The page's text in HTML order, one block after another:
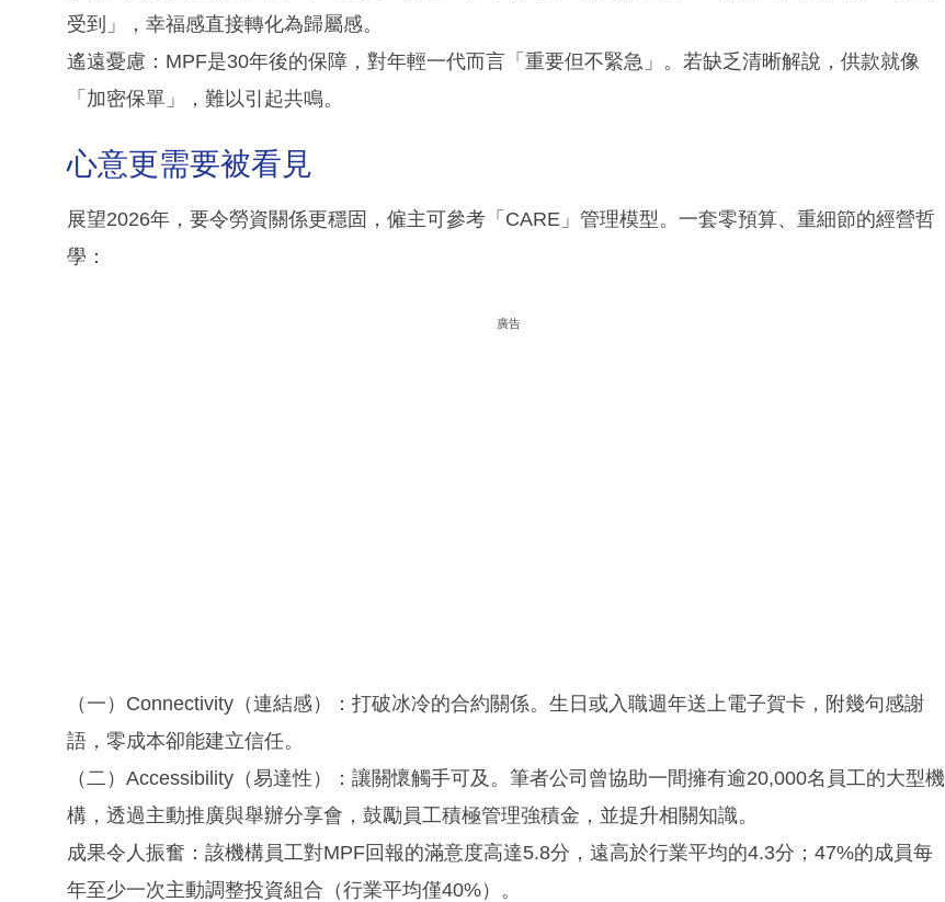
受到」，幸福感直接轉化為歸屬感。
遙遠憂慮：MPF是30年後的保障，對年輕一代而言「重要但不緊急」。若缺乏清晰解說，供款就像
「加密保單」，難以引起共鳴。
心意更需要被看見
展望2026年，要令勞資關係更穩固，僱主可參考「CARE」管理模型。一套零預算、重細節的經營哲
學：
廣告
（一）Connectivity（連結感）：打破冰冷的合約關係。生日或入職週年送上電子賀卡，附幾句感謝
語，零成本卻能建立信任。
（二）Accessibility（易達性）：讓關懷觸手可及。筆者公司曾協助一間擁有逾20,000名員工的大型機
構，透過主動推廣與舉辦分享會，鼓勵員工積極管理強積金，並提升相關知識。
成果令人振奮：該機構員工對MPF回報的滿意度高達5.8分，遠高於行業平均的4.3分；47%的成員每
年至少一次主動調整投資組合（行業平均僅40%）。